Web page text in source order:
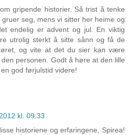
gripende historier. Så trist å tenke
seg, mens vi sitter her heime og
endelig er advent og jul. En viktig
utrolig sterkt å sitte sånn og få de
og vite at det du sier kan være
personen. Godt å høre at den lille
god førjulstid videre!
kl. 09:33
historiene og erfaringene, Spirea!